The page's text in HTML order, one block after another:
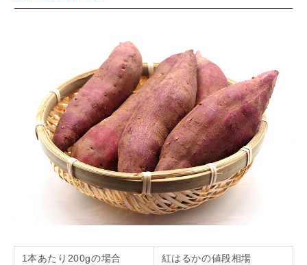
1本あたり200gの場合 紅はるかの値段相場